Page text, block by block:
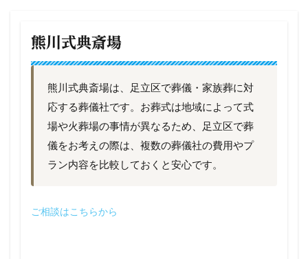
熊川式典斎場
熊川式典斎場は、足立区で葬儀・家族葬に対
応する葬儀社です。お葬式は地域によって式
場や火葬場の事情が異なるため、足立区で葬
儀をお考えの際は、複数の葬儀社の費用やプ
ラン内容を比較しておくと安心です。
ご相談はこちらから